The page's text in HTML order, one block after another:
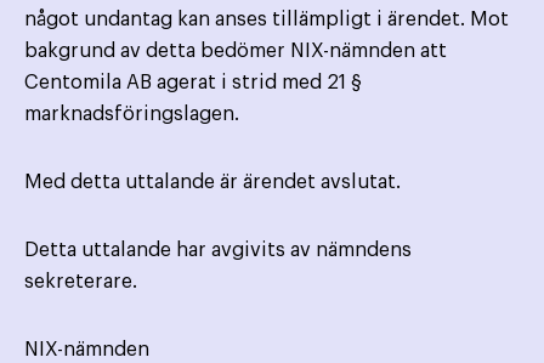
något undantag kan anses tillämpligt i ärendet. Mot
bakgrund av detta bedömer NIX-nämnden att
Centomila AB agerat i strid med 21 §
marknadsföringslagen.
Med detta uttalande är ärendet avslutat.
Detta uttalande har avgivits av nämndens
sekreterare.
NIX-nämnden